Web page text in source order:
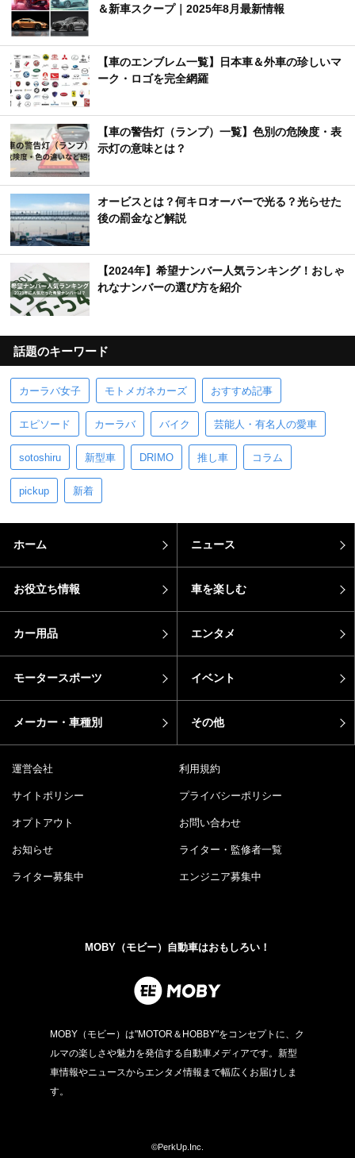
＆新車スクープ｜2025年8月最新情報
【車のエンブレム一覧】日本車＆外車の珍しいマ
ーク・ロゴを完全網羅
【車の警告灯（ランプ）一覧】色別の危険度・表
示灯の意味とは？
オービスとは？何キロオーバーで光る？光らせた
後の罰金など解説
【2024年】希望ナンバー人気ランキング！おしゃ
れなナンバーの選び方を紹介
話題のキーワード
カーラバ女子 モトメガネカーズ おすすめ記事
エピソード カーラバ バイク 芸能人・有名人の愛車
sotoshiru 新型車 DRIMO 推し車 コラム
pickup 新着
ホーム ニュース
お役立ち情報 車を楽しむ
カー用品 エンタメ
モータースポーツ イベント
メーカー・車種別 その他
運営会社 利用規約
サイトポリシー プライバシーポリシー
オプトアウト お問い合わせ
お知らせ ライター・監修者一覧
ライター募集中 エンジニア募集中
MOBY（モビー）自動車はおもしろい！
MOBY（モビー）は"MOTOR＆HOBBY"をコンセプトに、ク
ルマの楽しさや魅力を発信する自動車メディアです。新型
車情報やニュースからエンタメ情報まで幅広くお届けしま
す。
©PerkUp.Inc.